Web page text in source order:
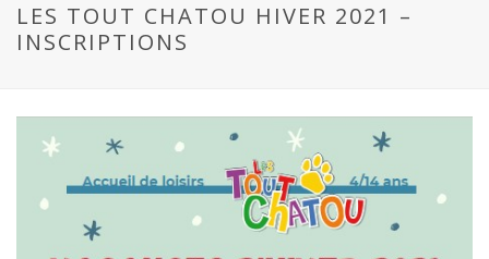
LES TOUT CHATOU HIVER 2021 –
INSCRIPTIONS